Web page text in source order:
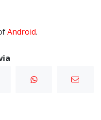
Android.